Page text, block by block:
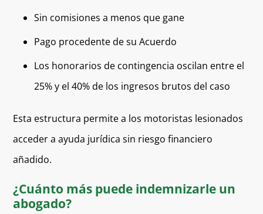
Sin comisiones a menos que gane
Pago procedente de su Acuerdo
Los honorarios de contingencia oscilan entre el
25% y el 40% de los ingresos brutos del caso
Esta estructura permite a los motoristas lesionados
acceder a ayuda jurídica sin riesgo financiero
añadido.
¿Cuánto más puede indemnizarle un
abogado?